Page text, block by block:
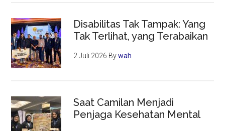
Disabilitas Tak Tampak: Yang
Tak Terlihat, yang Terabaikan
2 Juli 2026 Bywah
Saat Camilan Menjadi
Penjaga Kesehatan Mental